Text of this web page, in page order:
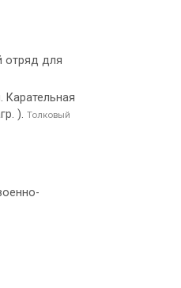
отряд для
Карательная
). Толковый